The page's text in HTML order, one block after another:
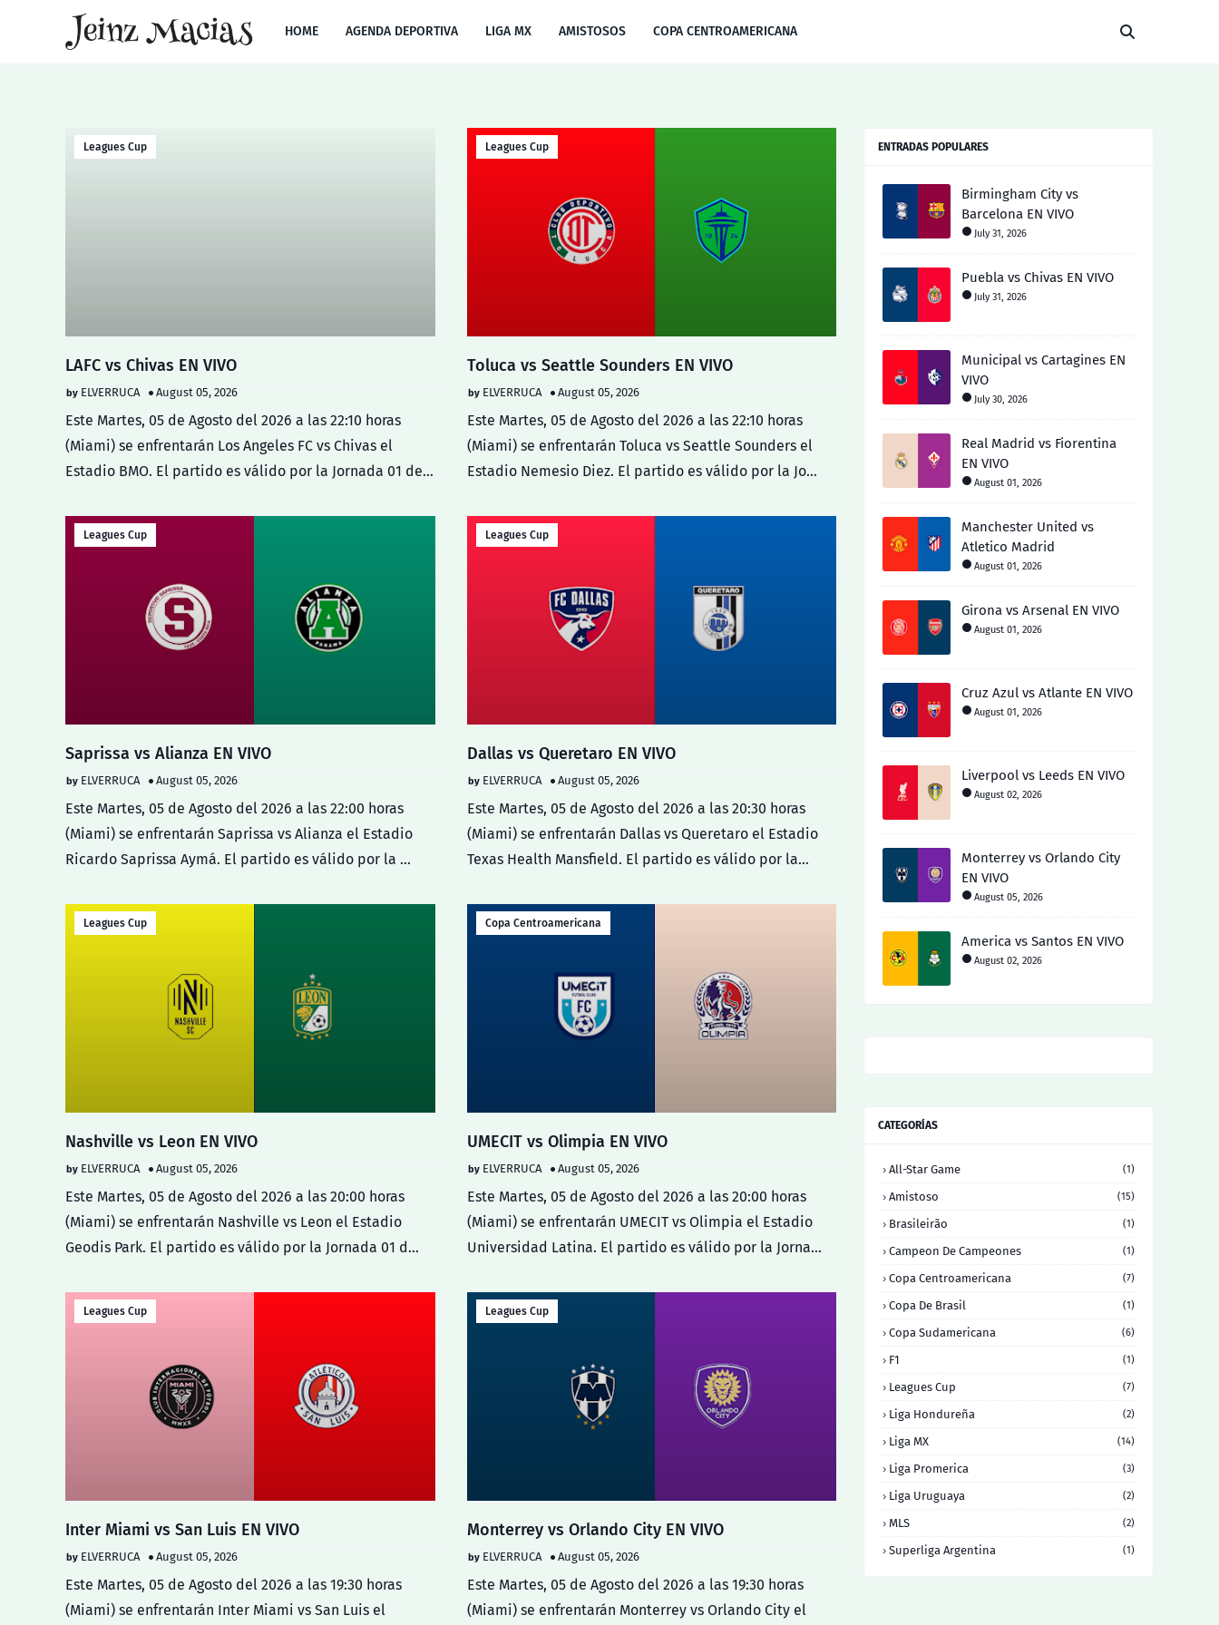
HOME AGENDA DEPORTIVA LIGA MX AMISTOSOS COPA CENTROAMERICANA
Leagues Cup
LAFC vs Chivas EN VIVO
ELVERRUCA August 05, 2026
Este Martes, 05 de Agosto del 2026 a las 22:10 horas
(Miami) se enfrentarán Los Angeles FC vs Chivas el
Estadio BMO. El partido es válido por la Jornada 01 de…
Leagues Cup
Toluca vs Seattle Sounders EN VIVO
ELVERRUCA August 05, 2026
Este Martes, 05 de Agosto del 2026 a las 22:10 horas
(Miami) se enfrentarán Toluca vs Seattle Sounders el
Estadio Nemesio Diez. El partido es válido por la Jo…
Leagues Cup
Saprissa vs Alianza EN VIVO
ELVERRUCA August 05, 2026
Este Martes, 05 de Agosto del 2026 a las 22:00 horas
(Miami) se enfrentarán Saprissa vs Alianza el Estadio
Ricardo Saprissa Aymá. El partido es válido por la …
Leagues Cup
Dallas vs Queretaro EN VIVO
ELVERRUCA August 05, 2026
Este Martes, 05 de Agosto del 2026 a las 20:30 horas
(Miami) se enfrentarán Dallas vs Queretaro el Estadio
Texas Health Mansfield. El partido es válido por la…
Leagues Cup
Nashville vs Leon EN VIVO
ELVERRUCA August 05, 2026
Este Martes, 05 de Agosto del 2026 a las 20:00 horas
(Miami) se enfrentarán Nashville vs Leon el Estadio
Geodis Park. El partido es válido por la Jornada 01 d…
Copa Centroamericana
UMECIT vs Olimpia EN VIVO
ELVERRUCA August 05, 2026
Este Martes, 05 de Agosto del 2026 a las 20:00 horas
(Miami) se enfrentarán UMECIT vs Olimpia el Estadio
Universidad Latina. El partido es válido por la Jorna…
Leagues Cup
Inter Miami vs San Luis EN VIVO
ELVERRUCA August 05, 2026
Este Martes, 05 de Agosto del 2026 a las 19:30 horas
(Miami) se enfrentarán Inter Miami vs San Luis el
Leagues Cup
Monterrey vs Orlando City EN VIVO
ELVERRUCA August 05, 2026
Este Martes, 05 de Agosto del 2026 a las 19:30 horas
(Miami) se enfrentarán Monterrey vs Orlando City el
ENTRADAS POPULARES
Birmingham City vs
Barcelona EN VIVO
July 31, 2026
Puebla vs Chivas EN VIVO
July 31, 2026
Municipal vs Cartagines EN
VIVO
July 30, 2026
Real Madrid vs Fiorentina
EN VIVO
August 01, 2026
Manchester United vs
Atletico Madrid
August 01, 2026
Girona vs Arsenal EN VIVO
August 01, 2026
Cruz Azul vs Atlante EN VIVO
August 01, 2026
Liverpool vs Leeds EN VIVO
August 02, 2026
Monterrey vs Orlando City
EN VIVO
August 05, 2026
America vs Santos EN VIVO
August 02, 2026
CATEGORÍAS
All-Star Game (1)
Amistoso (15)
Brasileirão (1)
Campeon De Campeones (1)
Copa Centroamericana (7)
Copa De Brasil (1)
Copa Sudamericana (6)
F1 (1)
Leagues Cup (7)
Liga Hondureña (2)
Liga MX (14)
Liga Promerica (3)
Liga Uruguaya (2)
MLS (2)
Superliga Argentina (1)